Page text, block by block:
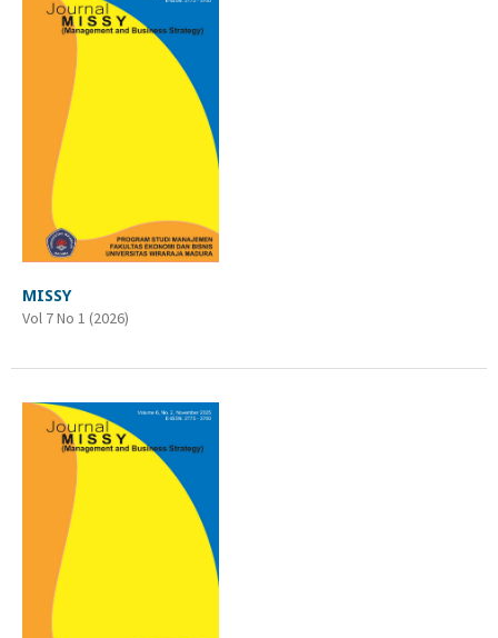
MISSY
Vol 7 No 1 (2026)